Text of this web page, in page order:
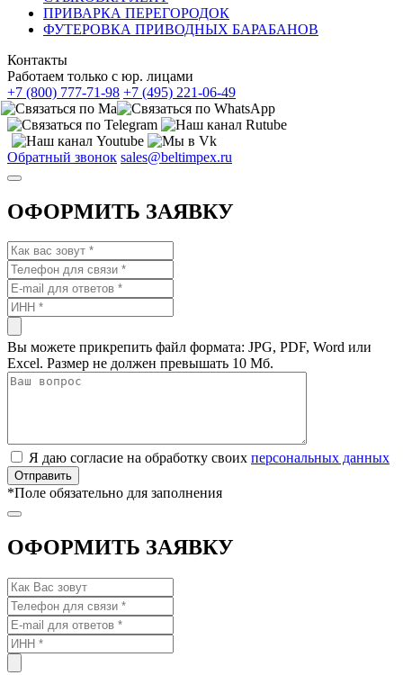
ПРИВАРКА ПЕРЕГОРОДОК
ФУТЕРОВКА ПРИВОДНЫХ БАРАБАНОВ
Контакты
Работаем только с юр. лицами
+7 (800) 777-71-98 +7 (495) 221-06-49
Обратный звонок sales@beltimpex.ru
ОФОРМИТЬ ЗАЯВКУ
Вы можете прикрепить файл формата: JPG, PDF, Word или
Excel. Размер не должен превышать 10 Мб.
Я даю согласие на обработку своих персональных данных
*Поле обязательно для заполнения
ОФОРМИТЬ ЗАЯВКУ